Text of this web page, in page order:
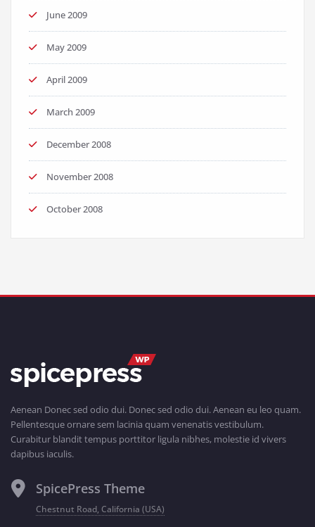
June 2009
May 2009
April 2009
March 2009
December 2008
November 2008
October 2008
Aenean Donec sed odio dui. Donec sed odio dui. Aenean eu leo quam.
Pellentesque ornare sem lacinia quam venenatis vestibulum.
Curabitur blandit tempus porttitor ligula nibhes, molestie id vivers
dapibus iaculis.
SpicePress Theme
Chestnut Road, California (USA)